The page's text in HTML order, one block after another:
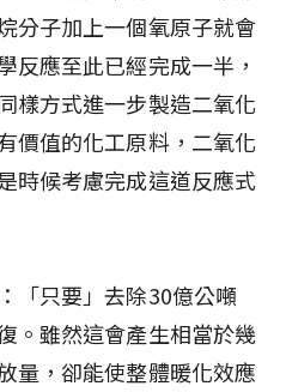
分子加上一個氧原子就會
反應至此已經完成一半，
樣方式進一步製造二氧化
價值的化工原料，二氧化
時候考慮完成這道反應式
「只要」去除30億公噸
。雖然這會產生相當於幾
量，卻能使整體暖化效應